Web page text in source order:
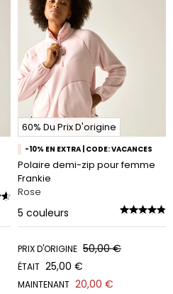
60% Du Prix D'origine
-10% EN EXTRA | CODE: VACANCES
Polaire demi-zip pour femme
Frankie
Rose
5 couleurs
PRIX D'ORIGINE 50,00 €
ÉTAIT 25,00 €
MAINTENANT 20,00 €